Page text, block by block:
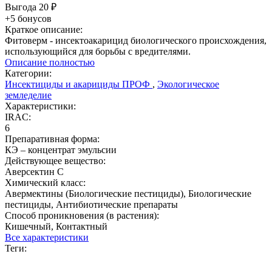
Выгода 20 ₽
+5 бонусов
Краткое описание:
Фитоверм - инсектоакарицид биологического происхождения,
использующийся для борьбы с вредителями.
Описание полностью
Категории:
Инсектициды и акарициды ПРОФ , Экологическое
земледелие
Характеристики:
IRAC:
6
Препаративная форма:
КЭ – концентрат эмульсии
Действующее вещество:
Аверсектин С
Химический класс:
Авермектины (Биологические пестициды), Биологические
пестициды, Антибиотические препараты
Способ проникновения (в растения):
Кишечный, Контактный
Все характеристики
Теги: